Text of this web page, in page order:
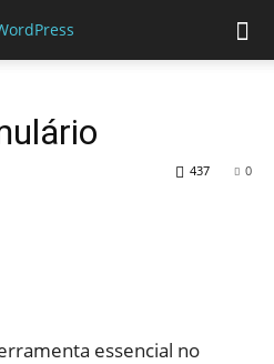
0
437
essencial no